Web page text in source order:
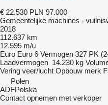
€ 22.530 PLN 97.000
Gemeentelijke machines -
2018
112.637 km
12.595 m/u
Euro Euro 6 Vermogen 327 PK
Laadvermogen 14.230 kg
Vering veer/lucht Opbouw merk
Polen
ADFPolska
Contact opnemen met verkoper